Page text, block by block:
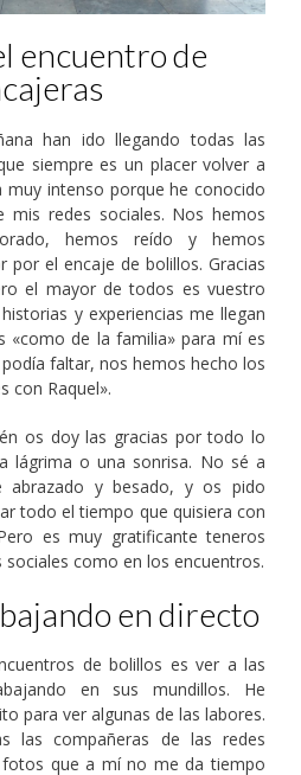
encuentro de
han ido llegando todas las
siempre es un placer volver a
muy intenso porque he conocido
mis redes sociales. Nos hemos
hemos reído y hemos
el encaje de bolillos. Gracias
el mayor de todos es vuestro
y experiencias me llegan
«como de la familia» para mí es
faltar, nos hemos hecho los
con Raquel».
os doy las gracias por todo lo
lágrima o una sonrisa. No sé a
abrazado y besado, y os pido
todo el tiempo que quisiera con
es muy gratificante teneros
como en los encuentros.
en directo
de bolillos es ver a las
en sus mundillos. He
para ver algunas de las labores.
las compañeras de las redes
fotos que a mí no me da tiempo